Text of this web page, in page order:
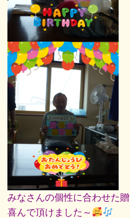
みなさんの個性に合わせた
喜んで頂けました～